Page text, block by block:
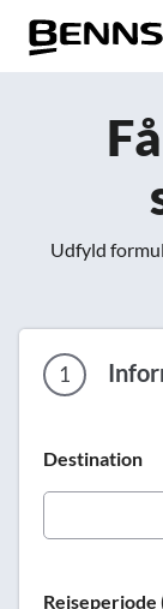
Udfyld
1
Destination
Rejseperiode
Vis